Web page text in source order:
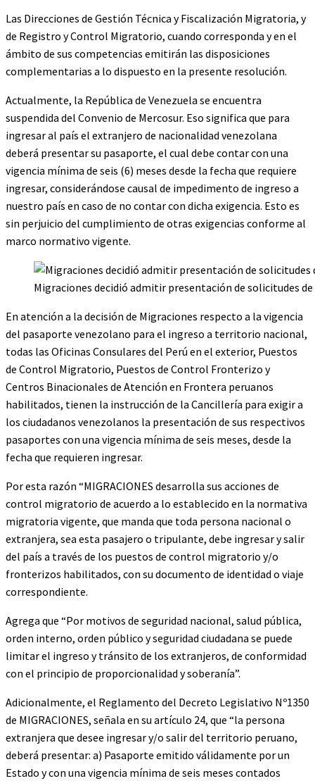
Las Direcciones de Gestión Técnica y Fiscalización Migratoria, y
de Registro y Control Migratorio, cuando corresponda y en el
ámbito de sus competencias emitirán las disposiciones
complementarias a lo dispuesto en la presente resolución.
Actualmente, la República de Venezuela se encuentra
suspendida del Convenio de Mercosur. Eso significa que para
ingresar al país el extranjero de nacionalidad venezolana
deberá presentar su pasaporte, el cual debe contar con una
vigencia mínima de seis (6) meses desde la fecha que requiere
ingresar, considerándose causal de impedimento de ingreso a
nuestro país en caso de no contar con dicha exigencia. Esto es
sin perjuicio del cumplimiento de otras exigencias conforme al
marco normativo vigente.
Migraciones decidió admitir presentación de solicitudes
En atención a la decisión de Migraciones respecto a la vigencia
del pasaporte venezolano para el ingreso a territorio nacional,
todas las Oficinas Consulares del Perú en el exterior, Puestos
de Control Migratorio, Puestos de Control Fronterizo y
Centros Binacionales de Atención en Frontera peruanos
habilitados, tienen la instrucción de la Cancillería para exigir a
los ciudadanos venezolanos la presentación de sus respectivos
pasaportes con una vigencia mínima de seis meses, desde la
fecha que requieren ingresar.
Por esta razón “MIGRACIONES desarrolla sus acciones de
control migratorio de acuerdo a lo establecido en la normativa
migratoria vigente, que manda que toda persona nacional o
extranjera, sea esta pasajero o tripulante, debe ingresar y salir
del país a través de los puestos de control migratorio y/o
fronterizos habilitados, con su documento de identidad o viaje
correspondiente.
Agrega que “Por motivos de seguridad nacional, salud pública,
orden interno, orden público y seguridad ciudadana se puede
limitar el ingreso y tránsito de los extranjeros, de conformidad
con el principio de proporcionalidad y soberanía”.
Adicionalmente, el Reglamento del Decreto Legislativo Nº1350
de MIGRACIONES, señala en su artículo 24, que “la persona
extranjera que desee ingresar y/o salir del territorio peruano,
deberá presentar: a) Pasaporte emitido válidamente por un
Estado y con una vigencia mínima de seis meses contados